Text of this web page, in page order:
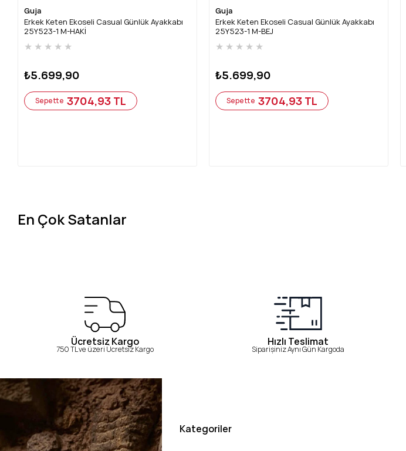
Guja
Erkek Keten Ekoseli Casual Günlük Ayakkabı
25Y523-1 M-HAKİ
★ ★ ★ ★ ★
₺5.699,90
Sepette 3704,93 TL
Guja
Erkek Keten Ekoseli Casual Günlük Ayakkabı
25Y523-1 M-BEJ
★ ★ ★ ★ ★
₺5.699,90
Sepette 3704,93 TL
En Çok Satanlar
Ücretsiz Kargo
750 TL ve üzeri Ücretsiz Kargo
Hızlı Teslimat
Siparişiniz Aynı Gün Kargoda
Kategoriler